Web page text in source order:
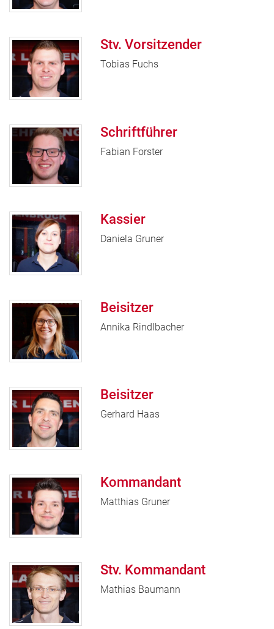
Stv. Vorsitzender
Tobias Fuchs
Schriftführer
Fabian Forster
Kassier
Daniela Gruner
Beisitzer
Annika Rindlbacher
Beisitzer
Gerhard Haas
Kommandant
Matthias Gruner
Stv. Kommandant
Mathias Baumann